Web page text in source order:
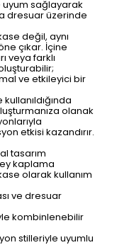
sağlayarak
dresuar üzerinde
değil, aynı
çıkar. İçine
veya farklı
ve etkileyici bir
olanak
etkisi kazandırır.
tasarım
kaplama
olarak kullanım
ve dresuar
kombinlenebilir
stilleriyle uyumlu